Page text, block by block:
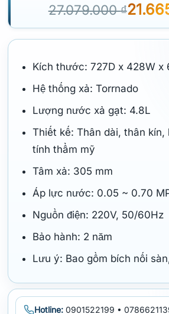
27.079.000₫
Kích thước: 727D x 428W x
Hệ thống xả: Torrnado
Lượng nước xả gạt: 4.8L
Thiết kế: Thân dài, thân kín,
tính thẩm mỹ
Tâm xả: 305 mm
Áp lực nước: 0.05 ~ 0.70
Nguồn điện: 220V, 50/60Hz
Bảo hành: 2 năm
Lưu ý: Bao gồm bích nối
Hotline: 0901522199 •